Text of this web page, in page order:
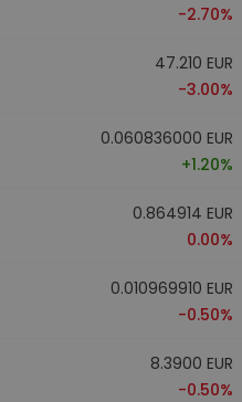
-2.70%
47.210 EUR
-3.00%
0.060836000 EUR
+1.20%
0.864914 EUR
0.00%
0.010969910 EUR
-0.50%
8.3900 EUR
-0.50%